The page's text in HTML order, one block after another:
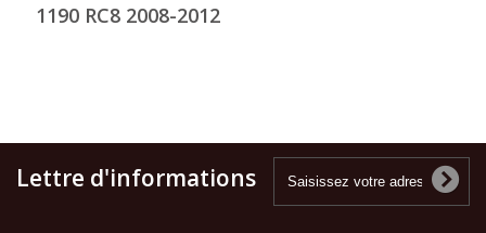
1190 RC8 2008-2012
Lettre d'informations